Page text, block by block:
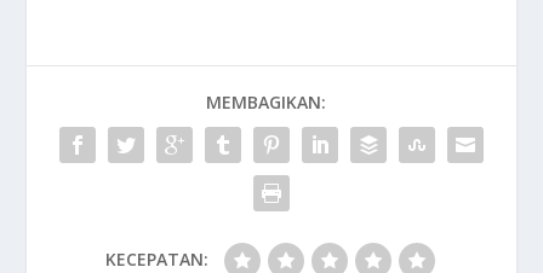
MEMBAGIKAN:
KECEPATAN: